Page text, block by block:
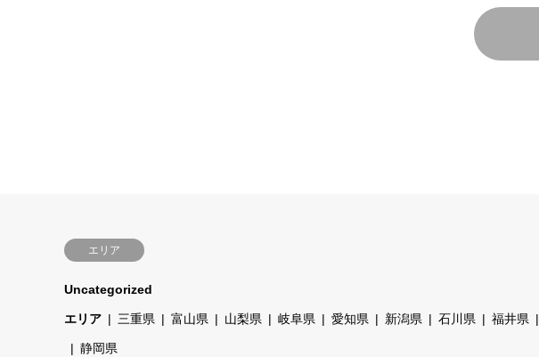
エリア
Uncategorized
エリア 三重県 富山県 山梨県 岐阜県 愛知県 新潟県 石川県 福井県
静岡県